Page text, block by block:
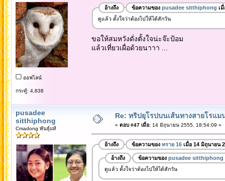
ออฟไลน์
กระทู้: 4,838
อ้างถึง ข้อความของ pusadee sitthiphong เ
ดูแล้ว ตั้งใจว่าต้องไปให้ได้สักวัน
ขอให้สมหวังดั่งตั้งใจน่ะจ๊ะป้อม
แล้วเที่ยวเผื่อด้วยนาาา ...
pusadee
sitthiphong
Cmadong พันธุ์แท้
Re: ทริปยุโรปบนเส้นทางสายโรแม
« ตอบ #47 เมื่อ:14 มิถุนายน 2555, 18:54:09 »
อ้างถึง ข้อความของ ทราย 16เมื่อ 14 มิถุนายน
อ้างถึง ข้อความของ pusadee sitthiphong
ดูแล้ว ตั้งใจว่าต้องไปให้ได้สักวัน